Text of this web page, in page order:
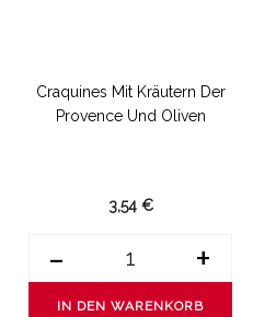
Craquines Mit Kräutern Der
Provence Und Oliven
3,54 €
- +
IN DEN WARENKORB